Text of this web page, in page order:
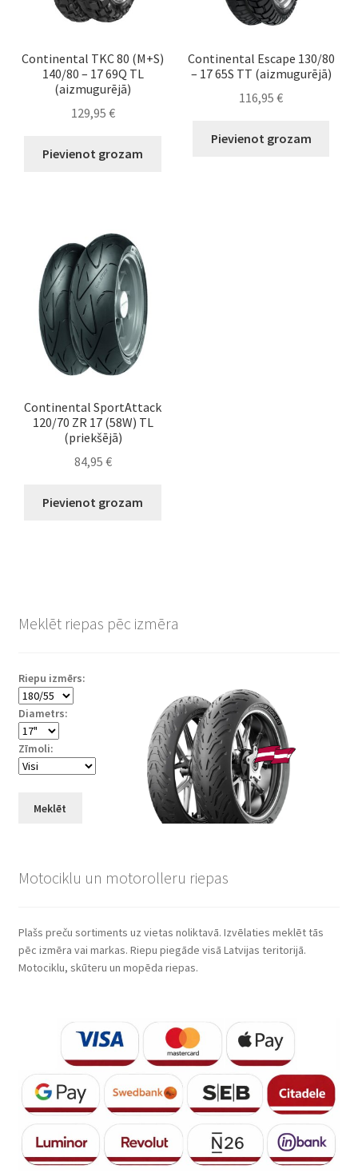
Continental TKC 80 (M+S)
140/80 – 17 69Q TL
(aizmugurējā)
129,95 €
Pievienot grozam
Continental Escape 130/80
– 17 65S TT (aizmugurējā)
116,95€
Pievienot grozam
Continental SportAttack
120/70 ZR 17 (58W) TL
(priekšējā)
84,95 €
Pievienot grozam
Meklēt riepas pēc izmēra
Riepu izmērs:
Diametrs:
Zīmoli:
Meklēt
Motociklu un motorolleru riepas
Plašs preču sortiments uz vietas noliktavā. Izvēlaties meklēt tās
pēc izmēra vai markas. Riepu piegāde visā Latvijas teritorijā.
Motociklu, skūteru un mopēda riepas.